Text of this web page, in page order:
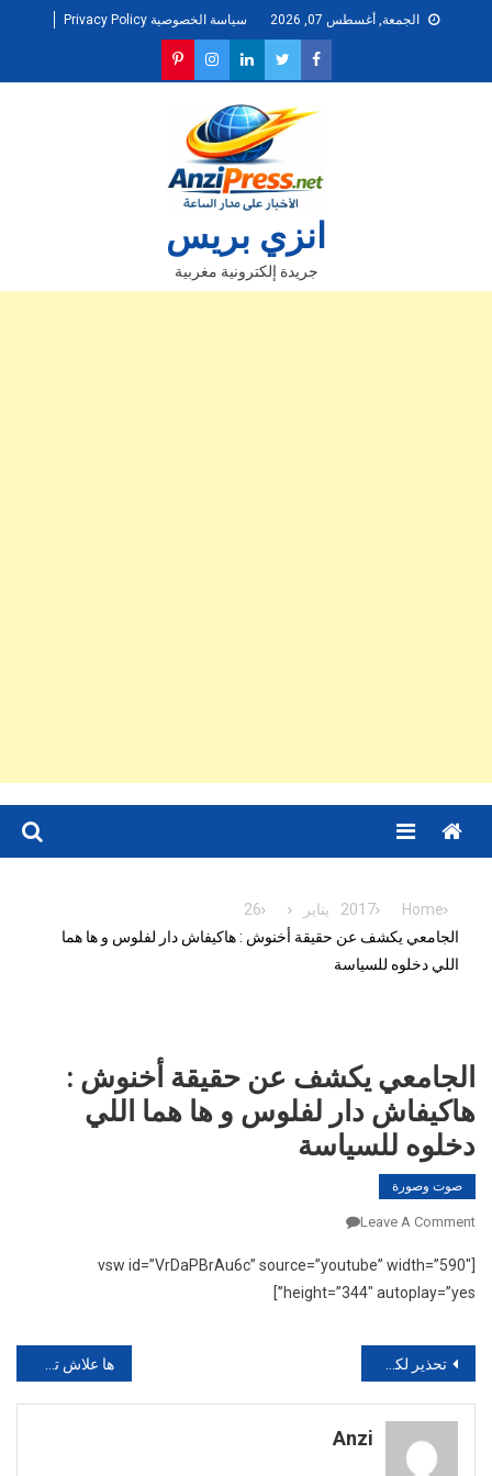
الجمعة, أغسطس 07, 2026 سياسة الخصوصية Privacy Policy
انزي بريس
جريدة إلكترونية مغربية
Menu
Home
2017 يناير
26
الجامعي يكشف عن حقيقة أخنوش : هاكيفاش دار لفلوس و ها هما
اللي دخلوه للسياسة
الجامعي يكشف عن حقيقة أخنوش :
هاكيفاش دار لفلوس و ها هما اللي
دخلوه للسياسة
صوت وصورة
Leave A Comment
يكشف
عن
لفلوس
[vsw id=”VrDaPBrAu6c” source=”youtube” width=”590″
height=”344″ autoplay=”yes”]
تصفّح
المقالات
تحذير لكل المغاربة الذين فقدوا بطاقاتهم الوطنية ولم يصرحوا بالأمر
Anzi